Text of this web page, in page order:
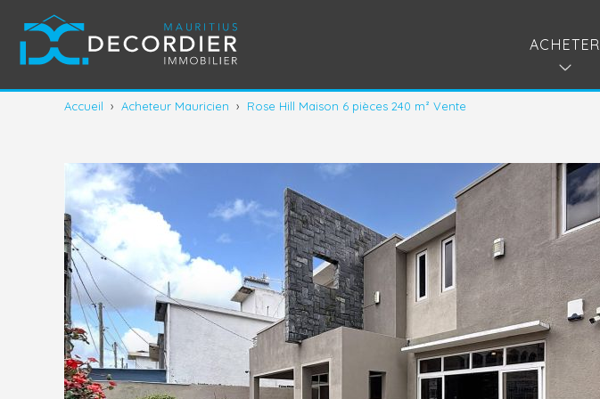
ACHETER
Accueil › Acheteur Mauricien › Rose Hill Maison 6 pièces 240 m² Vente